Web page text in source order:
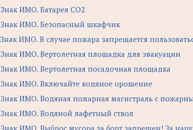
Знак ИМО. Батарея СО2
Знак ИМО. Безопасный шкафчик
Знак ИМО. В случае пожара запрещается
Знак ИМО. Вертолетная площадка для эвакуации
Знак ИМО. Вертолетная посадочная площадка
Знак ИМО. Включайте водяное орошение
Знак ИМО. Водяная пожарная магистраль с
Знак ИМО. Водяной лафетный ствол
Знак ИМО. Выброс мусора за борт запрещен! За